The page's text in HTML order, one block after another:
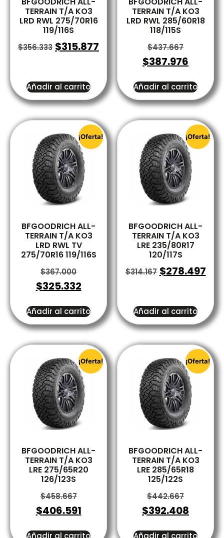
TERRAIN T/A KO3
LRD RWL 275/70R16
119/116S
$356.333 $315.877
Añadir al carrito
TERRAIN T/A KO3
LRD RWL 285/60R18
118/115S
$437.667
$387.976
Añadir al carrito
¡Oferta!
BFGOODRICH ALL-
TERRAIN T/A KO3
LRD RWL TV
275/70R16 119/116S
$367.000
$325.332
Añadir al carrito
¡Oferta!
BFGOODRICH ALL-
TERRAIN T/A KO3
LRE 235/80R17
120/117S
$314.167 $278.497
Añadir al carrito
¡Oferta!
BFGOODRICH ALL-
TERRAIN T/A KO3
LRE 275/65R20
126/123S
$458.667
$406.591
Añadir al carrito
¡Oferta!
BFGOODRICH ALL-
TERRAIN T/A KO3
LRE 285/65R18
125/122S
$442.667
$392.408
Añadir al carrito